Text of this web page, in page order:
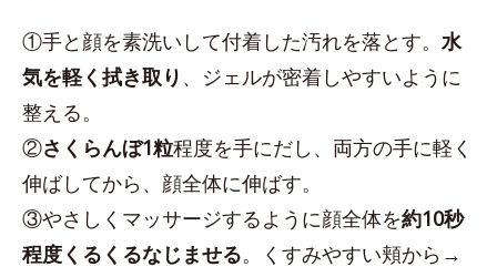
①手と顔を素洗いして付着した汚れを落とす。 水
気を軽く拭き取り 、ジェルが密着しやすいように
整える。
②さくらんぼ1粒程度を手にだし、両方の手に軽く
伸ばしてから、顔全体に伸ばす。
③やさしくマッサージするように顔全体を約10秒
程度くるくるなじませる。くすみやすい頬から→